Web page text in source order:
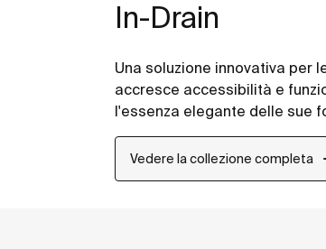
In-Drain
Una soluzione innovativa per
accresce accessibilità e
l'essenza elegante delle sue
Vedere la collezione completa